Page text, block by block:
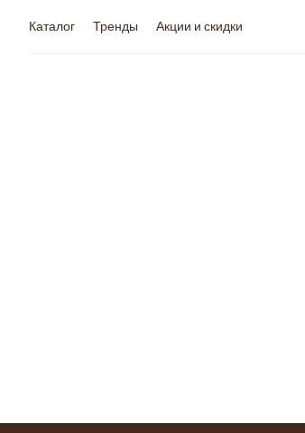
Каталог Тренды Акции и скидки